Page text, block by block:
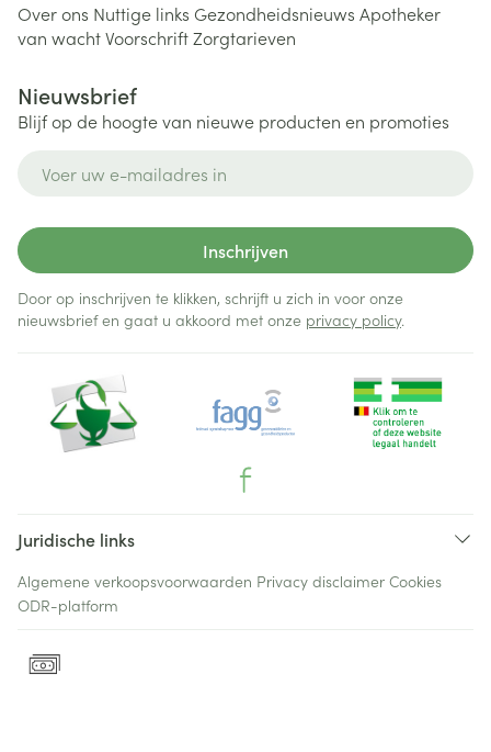
Over ons Nuttige links Gezondheidsnieuws Apotheker
van wachtVoorschriftZorgtarieven
Nieuwsbrief
Blijf op de hoogte van nieuwe producten en promoties
Inschrijven
Door op inschrijven te klikken, schrijft u zich in voor onze
nieuwsbrief en gaat u akkoord met onze privacy policy.
Juridische links
Algemene verkoopsvoorwaarden Privacy disclaimer Cookies
ODR-platform